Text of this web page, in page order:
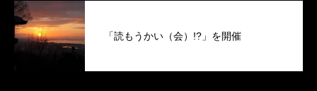
「読もうかい（会）!?」を開催